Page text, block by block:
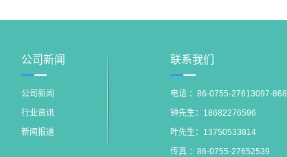
公司新闻
公司新闻
行业资讯
新闻报道
联系我们
电话 ：86-0755-27613097-868
钟先生：18682276596
叶先生：13750533814
传真 ：86-0755-27652539